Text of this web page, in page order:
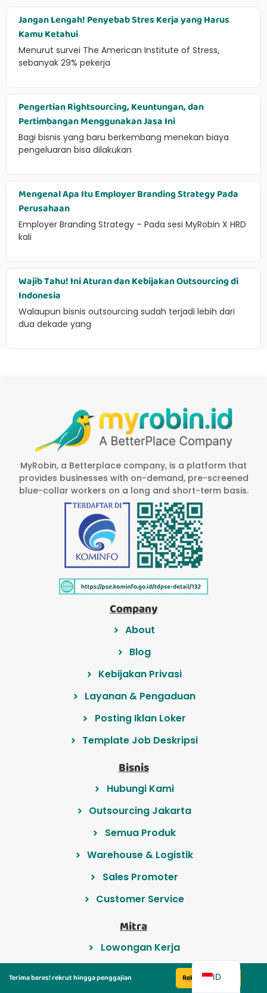
Jangan Lengah! Penyebab Stres Kerja yang Harus
Kamu Ketahui
Menurut survei The American Institute of Stress,
sebanyak 29% pekerja
Pengertian Rightsourcing, Keuntungan, dan
Pertimbangan Menggunakan Jasa Ini
Bagi bisnis yang baru berkembang menekan biaya
pengeluaran bisa dilakukan
Mengenal Apa Itu Employer Branding Strategy Pada
Perusahaan
Employer Branding Strategy – Pada sesi MyRobin X HRD
kali
Wajib Tahu! Ini Aturan dan Kebijakan Outsourcing di
Indonesia
Walaupun bisnis outsourcing sudah terjadi lebih dari
dua dekade yang
Terima beres! rekrut hingga penggajian Rekrut Sekarang
MyRobin, a Betterplace company, is a platform that
provides businesses with on-demand, pre-screened
blue-collar workers on a long and short-term basis.
Company
About
Blog
Kebijakan Privasi
Layanan & Pengaduan
Posting Iklan Loker
Template Job Deskripsi
Bisnis
Hubungi Kami
Outsourcing Jakarta
Semua Produk
Warehouse & Logistik
Sales Promoter
Customer Service
Mitra
Lowongan Kerja
ID